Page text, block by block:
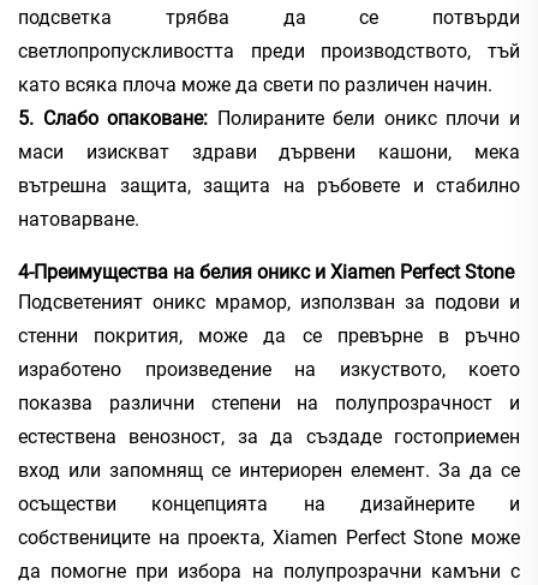
подсветка трябва да се потвърди
светлопропускливостта преди производството, тъй
като всяка плоча може да свети по различен начин.
5. Слабо опаковане: Полираните бели оникс плочи и
маси изискват здрави дървени кашони, мека
вътрешна защита, защита на ръбовете и стабилно
натоварване.
4-Преимущества на белия оникс и Xiamen Perfect Stone
Подсветеният оникс мрамор, използван за подови и
стенни покрития, може да се превърне в ръчно
изработено произведение на изкуството, което
показва различни степени на полупрозрачност и
естествена венозност, за да създаде гостоприемен
вход или запомнящ се интериорен елемент. За да се
осъществи концепцията на дизайнерите и
собствениците на проекта, Xiamen Perfect Stone може
да помогне при избора на полупрозрачни камъни с